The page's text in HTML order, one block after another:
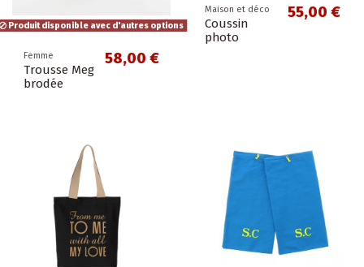
Produit disponible avec d'autres options
Femme
Trousse Meg
brodée
58,00 €
Maison et déco
Coussin
photo
55,00 €